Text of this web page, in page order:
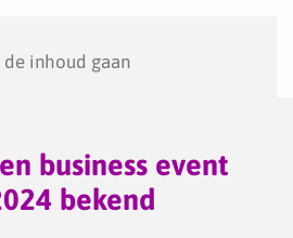
de inhoud gaan
business event
bekend